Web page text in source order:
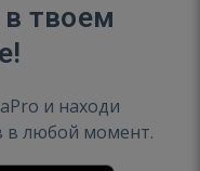
твоем
и находи
в любой момент.